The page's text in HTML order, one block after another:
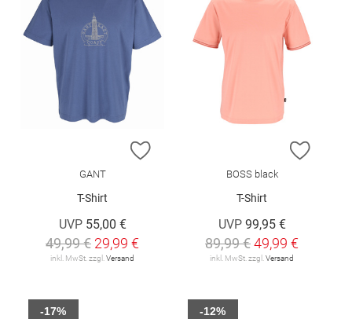
ZUR WUNSCHLISTE HINZUFÜGEN
GANT
T-Shirt
UVP 55,00 €
49,99 € 29,99 €
inkl. MwSt. zzgl. Versand
ZUR
BOSS black
T-Shirt
UVP 99,95 €
89,99 €49,99 €
inkl. MwSt. zzgl. Versand
-17% -12%